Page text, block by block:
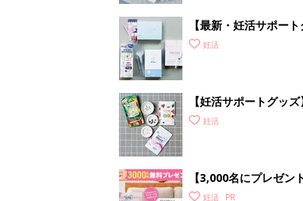
【最新・妊活サポー
査が自宅でできる!? 驚
妊活
【妊活サポートグッ
グッズも
妊活
【3,000名にプレゼ
ムーズに予測
妊活